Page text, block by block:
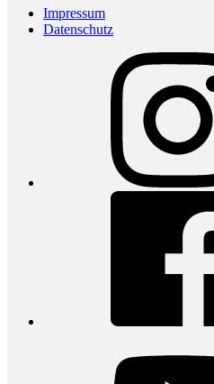
Impressum
Datenschutz